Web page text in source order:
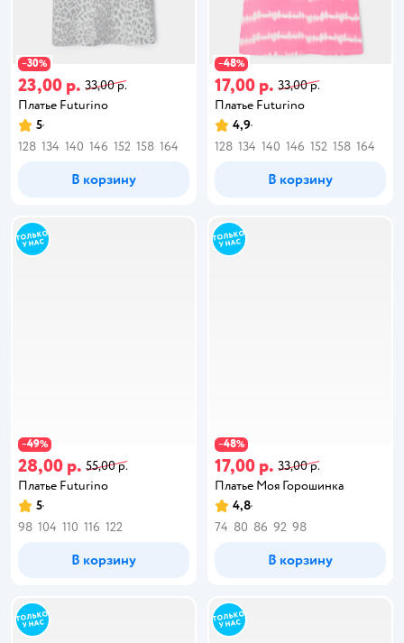
−30%
23,00 р. 33,00 р.
Платье Futurino
5
128 134 140 146 152 158 164
В корзину
−48%
17,00 р. 33,00 р.
Платье Futurino
4,9
128 134 140 146 152 158 164
В корзину
−49%
28,00 р. 55,00 р.
Платье Futurino
5
98 104 110 116 122
В корзину
−48%
17,00 р. 33,00 р.
Платье Моя Горошинка
4,8
74 80 86 92 98
В корзину